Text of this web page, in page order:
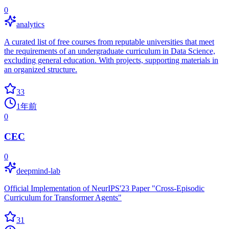
0
analytics
A curated list of free courses from reputable universities that meet
the requirements of an undergraduate curriculum in Data Science,
excluding general education. With projects, supporting materials in
an organized structure.
33
1年前
0
CEC
0
deepmind-lab
Official Implementation of NeurIPS'23 Paper "Cross-Episodic
Curriculum for Transformer Agents"
31